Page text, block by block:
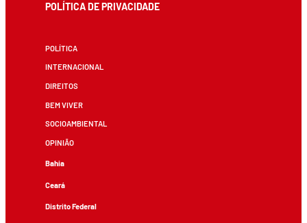
POLÍTICA DE PRIVACIDADE
POLÍTICA
INTERNACIONAL
DIREITOS
BEM VIVER
SOCIOAMBIENTAL
OPINIÃO
Bahia
Ceará
Distrito Federal